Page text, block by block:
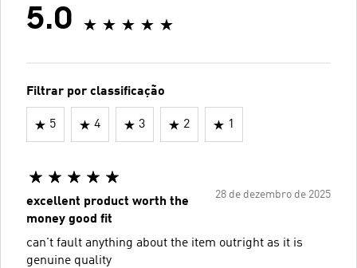
5.0
Filtrar por classificação
5 4 3 2 1
28 de dezembro de 2025
excellent product worth the
money good fit
can't fault anything about the item outright as it is
genuine quality